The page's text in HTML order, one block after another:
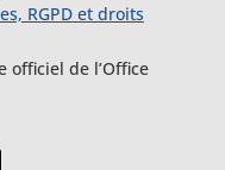
RGPD et droits
de l’Office